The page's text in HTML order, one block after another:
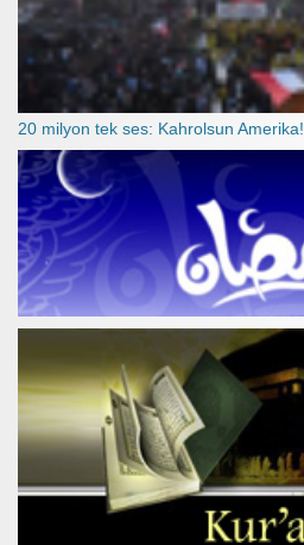
20 milyon tek ses: Kahrolsun Amerika!